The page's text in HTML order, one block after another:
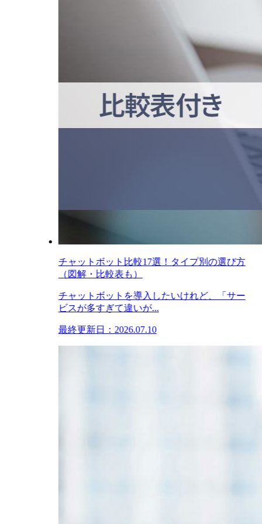
チャットボット比較17選！タイプ別の選び方
（図解・比較表も）
チャットボットを導入したいけれど、「サー
ビスが多すぎて違いが...
最終更新日：2026.07.10